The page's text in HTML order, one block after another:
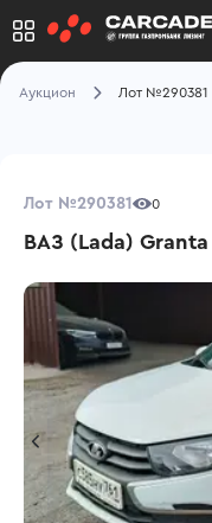
Аукцион Лот №290381
Лот №290381 0
ВАЗ (Lada) Granta